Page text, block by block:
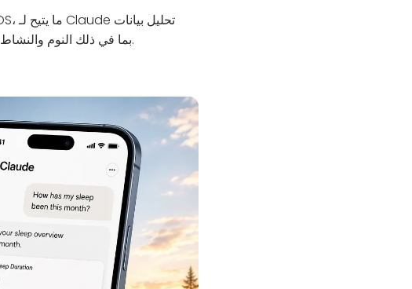
الصحة واللياقة المخزّنة في Apple Health، بما في ذلك النوم والنشاط والتمارين ومعدل ضربات القلب والتغذية.